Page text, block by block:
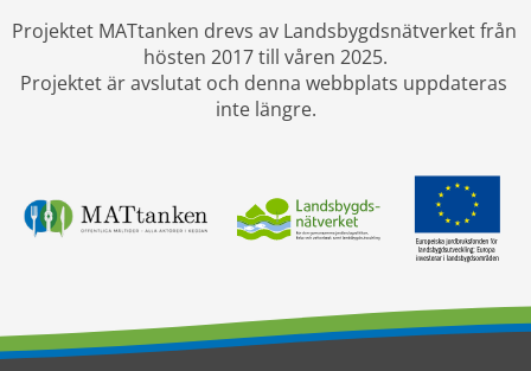
Projektet MATtanken drevs av Landsbygdsnätverket från
hösten 2017 till våren 2025.
Projektet är avslutat och denna webbplats uppdateras
inte längre.